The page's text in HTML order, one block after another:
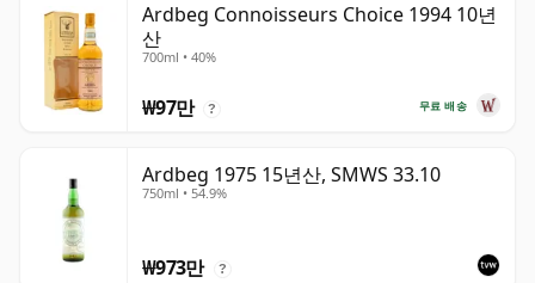
Ardbeg Connoisseurs Choice 1994 10년
산
700ml • 40%
무료 배송
₩97만 ?
Ardbeg 1975 15년산, SMWS 33.10
750ml • 54.9%
₩973만 ?